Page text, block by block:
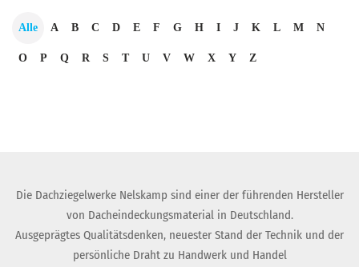
Alle A B C D E F G H I J K L M N
O P Q R S T U V W X Y Z
Die Dachziegelwerke Nelskamp sind einer der führenden Hersteller
von Dacheindeckungsmaterial in Deutschland.
Ausgeprägtes Qualitätsdenken, neuester Stand der Technik und der
persönliche Draht zu Handwerk und Handel